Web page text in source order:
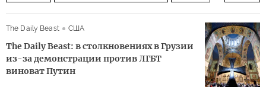
The Daily Beast
США
The Daily Beast: в столкновениях в Грузии
из-за демонстрации против ЛГБТ
виноват Путин